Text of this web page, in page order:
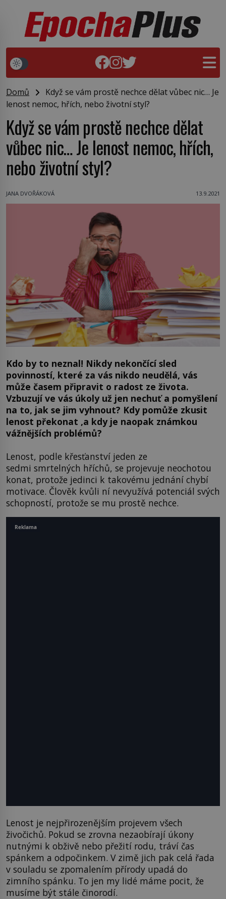
Domů
Když se vám prostě nechce dělat vůbec nic… Je
lenost nemoc, hřích, nebo životní styl?
Když se vám prostě nechce dělat
vůbec nic… Je lenost nemoc, hřích,
nebo životní styl?
JANA DVOŘÁKOVÁ 13.9.2021
Kdo by to neznal! Nikdy nekončící sled
povinností, které za vás nikdo neudělá, vás
může časem připravit o radost ze života.
Vzbuzují ve vás úkoly už jen nechuť a pomyšlení
na to, jak se jim vyhnout? Kdy pomůže zkusit
lenost překonat ,a kdy je naopak známkou
vážnějších problémů?
Lenost, podle křesťanství jeden ze
sedmi smrtelných hříchů, se projevuje neochotou
konat, protože jedinci k takovému jednání chybí
motivace. Člověk kvůli ní nevyužívá potenciál svých
schopností, protože se mu prostě nechce.
Lenost je nejpřirozenějším projevem všech
živočichů. Pokud se zrovna nezaobírají úkony
nutnými k obživě nebo přežití rodu, tráví čas
spánkem a odpočinkem. V zimě jich pak celá řada
v souladu se zpomalením přírody upadá do
zimního spánku. To jen my lidé máme pocit, že
musíme být stále činorodí.
Reklama